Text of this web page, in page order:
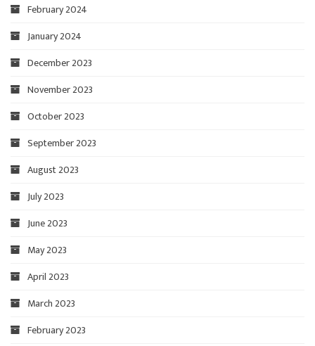
February 2024
January 2024
December 2023
November 2023
October 2023
September 2023
August 2023
July 2023
June 2023
May 2023
April 2023
March 2023
February 2023